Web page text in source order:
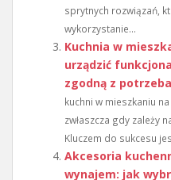
sprytnych rozwiązań,
wykorzystanie...
Kuchnia w
urządzić
zgodną z
kuchni w mieszkaniu
zwłaszcza gdy zależy
Kluczem do sukcesu
Akcesoria
wynajem: jak